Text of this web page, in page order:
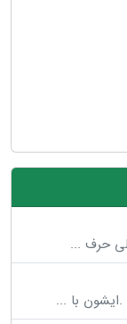
حرف ...
با ...